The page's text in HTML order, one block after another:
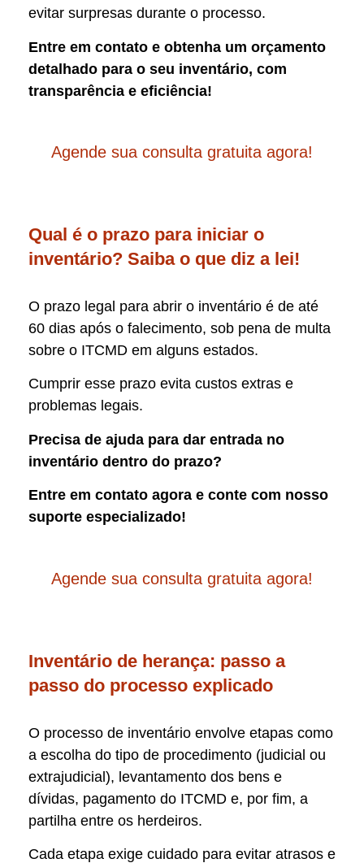
evitar surpresas durante o processo.
Entre em contato e obtenha um orçamento
detalhado para o seu inventário, com
transparência e eficiência!
Agende sua consulta gratuita agora!
Qual é o prazo para iniciar o
inventário? Saiba o que diz a lei!
O prazo legal para abrir o inventário é de até
60 dias após o falecimento, sob pena de multa
sobre o ITCMD em alguns estados.
Cumprir esse prazo evita custos extras e
problemas legais.
Precisa de ajuda para dar entrada no
inventário dentro do prazo?
Entre em contato agora e conte com nosso
suporte especializado!
Agende sua consulta gratuita agora!
Inventário de herança: passo a
passo do processo explicado
O processo de inventário envolve etapas como
a escolha do tipo de procedimento (judicial ou
extrajudicial), levantamento dos bens e
dívidas, pagamento do ITCMD e, por fim, a
partilha entre os herdeiros.
Cada etapa exige cuidado para evitar atrasos e